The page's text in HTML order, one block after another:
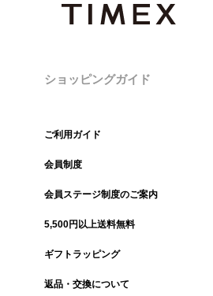
ショッピングガイド
ご利用ガイド
会員制度
会員ステージ制度のご案内
5,500円以上送料無料
ギフトラッピング
返品・交換について